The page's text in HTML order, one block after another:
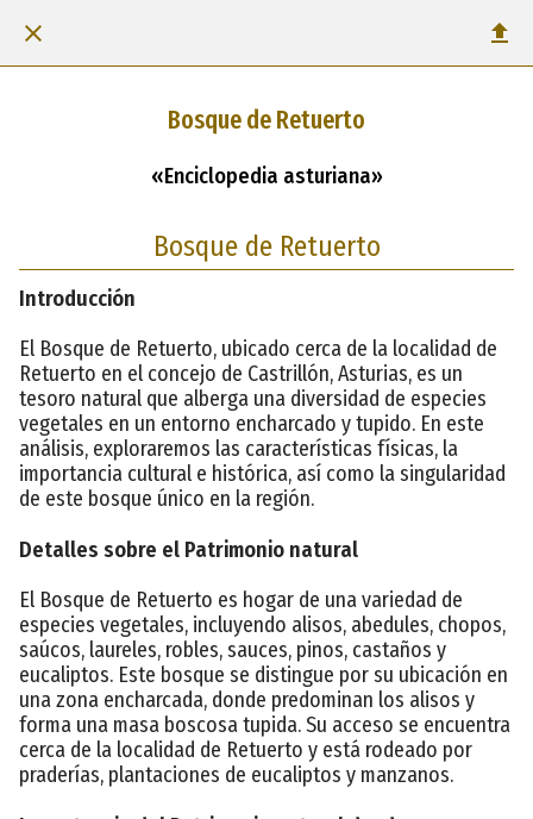
Bosque de Retuerto
«Enciclopedia asturiana»
Bosque de Retuerto
Introducción
El Bosque de Retuerto, ubicado cerca de la localidad de
Retuerto en el concejo de Castrillón, Asturias, es un
tesoro natural que alberga una diversidad de especies
vegetales en un entorno encharcado y tupido. En este
análisis, exploraremos las características físicas, la
importancia cultural e histórica, así como la singularidad
de este bosque único en la región.
Detalles sobre el Patrimonio natural
El Bosque de Retuerto es hogar de una variedad de
especies vegetales, incluyendo alisos, abedules, chopos,
saúcos, laureles, robles, sauces, pinos, castaños y
eucaliptos. Este bosque se distingue por su ubicación en
una zona encharcada, donde predominan los alisos y
forma una masa boscosa tupida. Su acceso se encuentra
cerca de la localidad de Retuerto y está rodeado por
praderías, plantaciones de eucaliptos y manzanos.